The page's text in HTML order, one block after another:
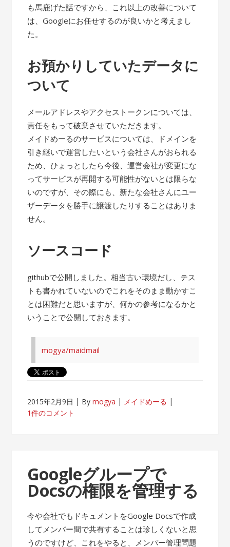
も馬鹿げた話ですから、これ以上の改善について
は、Googleにお任せするのが良いかと考えまし
た。
お預かりしていたデータに
ついて
メールアドレスやアクセストークンについては、
責任をもって破棄させていただきます。
メイドめーるのサービスについては、ドメインを
引き継いで運営したいという会社さんがおられる
ため、ひょっとしたら今後、運営会社が変更にな
ってサービスが再開する可能性がないとは限らな
いのですが、その際にも、新たな会社さんにユー
ザーデータを勝手に譲渡したりすることはありま
せん。
ソースコード
githubで公開しました。相当古い環境だし、テス
トも書かれていないのでこれをそのまま動かすこ
とは困難だと思いますが、何かの参考になるかと
いうことで公開しておきます。
mogya/maidmail
2015年2月9日 Bymogya
メイドめーる
1件のコメント
Googleグループで
Docsの権限を管理する
今や会社でもドキュメントをGoogle Docsで作成
してメンバー間で共有することは珍しくないと思
うのですけど、これをやると、メンバー管理問題